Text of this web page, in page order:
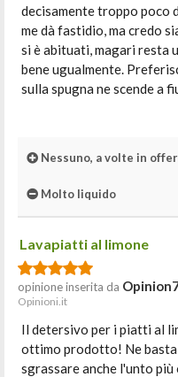
decisamente troppo poco
me dà fastidio, ma credo
si è abituati, magari resta
bene ugualmente.
sulla spugna ne scende a
Nessuno, a volte in
Molto liquido
Lavapiatti al limone
opinione inserita da
Opinioni.it
Il detersivo per i piatti al
ottimo prodotto! Ne
sgrassare anche l'unto